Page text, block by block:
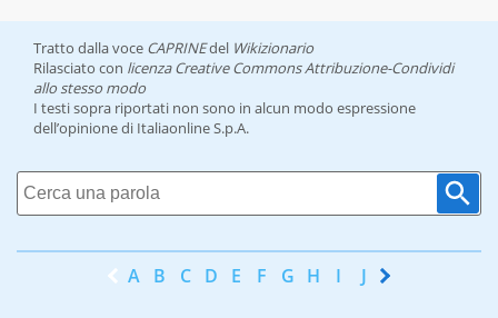
Tratto dalla voce CAPRINEdel Wikizionario
Rilasciato con licenza Creative Commons Attribuzione-Condividi
allo stesso modo
I testi sopra riportati non sono in alcun modo espressione
dell’opinione di Italiaonline S.p.A.
A B C D E F G H I J K